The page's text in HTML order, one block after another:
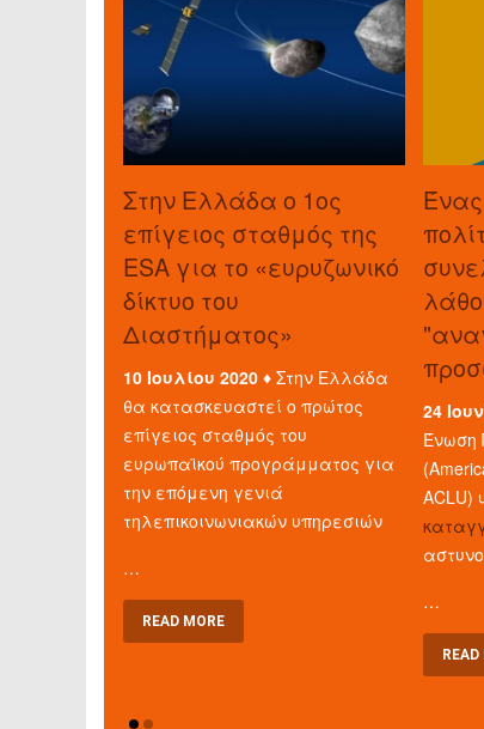
Στην Ελλάδα ο 1ος
επίγειος σταθμός της
ESA για το «ευρυζωνικό
δίκτυο του
Διαστήματος»
10 Ιουλίου 2020 ♦Στην Ελλάδα
θα κατασκευαστεί ο πρώτος
επίγειος σταθμός του
ευρωπαϊκού προγράμματος για
την επόμενη γενιά
τηλεπικοινωνιακών υπηρεσιών
…
READ MORE
24
Ένωση
ACLU)
…
READ